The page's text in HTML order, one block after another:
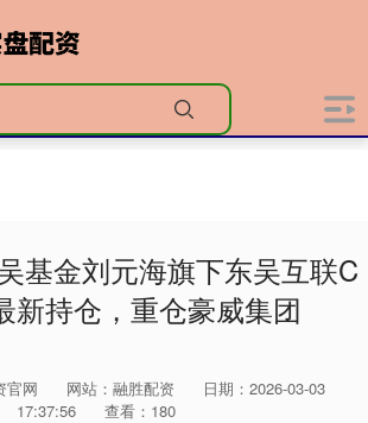
基金刘元海旗下东吴互联C
新持仓，重仓豪威集团
官网 网站：融胜配资
日期：2026-03-03
17:37:56
查看：180